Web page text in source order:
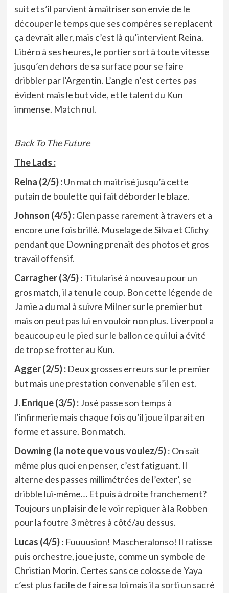
suit et s’il parvient à maitriser son envie de le
découper le temps que ses compères se replacent
ça devrait aller, mais c’est là qu’intervient Reina.
Libéro à ses heures, le portier sort à toute vitesse
jusqu’en dehors de sa surface pour se faire
dribbler par l’Argentin. L’angle n’est certes pas
évident mais le but vide, et le talent du Kun
immense. Match nul.
Back To The Future
The Lads :
Reina (2/5) :Un match maitrisé jusqu’à cette
putain de boulette qui fait déborder le blaze.
Johnson (4/5) :Glen passe rarement à travers et a
encore une fois brillé. Muselage de Silva et Clichy
pendant que Downing prenait des photos et gros
travail offensif.
Carragher (3/5): Titularisé à nouveau pour un
gros match, il a tenu le coup. Bon cette légende de
Jamie a du mal à suivre Milner sur le premier but
mais on peut pas lui en vouloir non plus. Liverpool a
beaucoup eu le pied sur le ballon ce qui lui a évité
de trop se frotter au Kun.
Agger (2/5) :Deux grosses erreurs sur le premier
but mais une prestation convenable s’il en est.
J. Enrique (3/5) :José passe son temps à
l’infirmerie mais chaque fois qu’il joue il parait en
forme et assure. Bon match.
Downing (la note que vous voulez/5): On sait
même plus quoi en penser, c’est fatiguant. Il
alterne des passes millimétrées de l’exter’, se
dribble lui-même… Et puis à droite franchement?
Toujours un plaisir de le voir repiquer à la Robben
pour la foutre 3 mètres à côté/au dessus.
Lucas (4/5): Fuuuusion! Mascheralonso! Il ratisse
puis orchestre, joue juste, comme un symbole de
Christian Morin. Certes sans ce colosse de Yaya
c’est plus facile de faire sa loi mais il a sorti un sacré